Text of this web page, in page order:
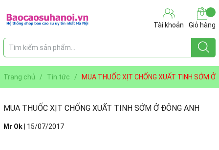
Tài khoản Giỏ hàng
Trang chủ / Tin tức /
MUA THUỐC XỊT CHỐNG XUẤT TINH SỚM Ở
ĐÔNG ANH
MUA THUỐC XỊT CHỐNG XUẤT TINH SỚM Ở ĐÔNG ANH
Mr Ok 15/07/2017